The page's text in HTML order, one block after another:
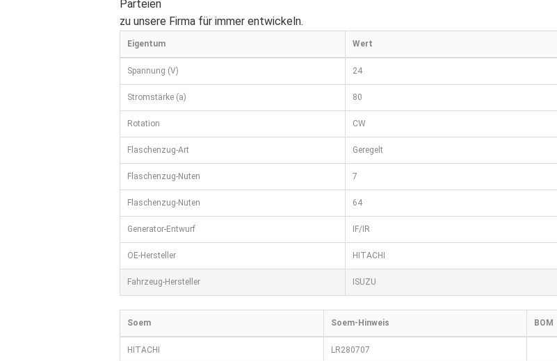
Parteien
zu unsere Firma für immer entwickeln.
Eigentum Wert
Spannung (V) 24
Stromstärke (a) 80
Rotation CW
Flaschenzug-Art Geregelt
Flaschenzug-Nuten 7
Flaschenzug-Nuten 64
Generator-Entwurf IF/IR
OE-Hersteller HITACHI
Fahrzeug-Hersteller ISUZU
Soem Soem-Hinweis BOM
HITACHI LR280707